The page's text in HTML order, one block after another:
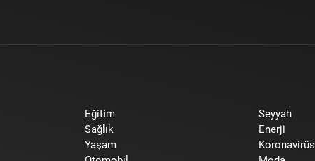
Eğitim
Sağlık
Yaşam
Seyyah
Enerji
Koronavirüs